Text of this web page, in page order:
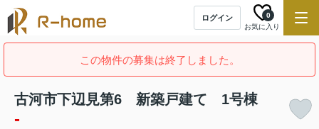
ログイン
お気に入り
0
この物件の募集は終了しました。
古河市下辺見第6 新築戸建て 1号棟
-